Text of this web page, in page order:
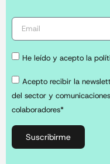
He leído y acepto la
Acepto recibir la
del sector y
colaboradores*
Suscribirme